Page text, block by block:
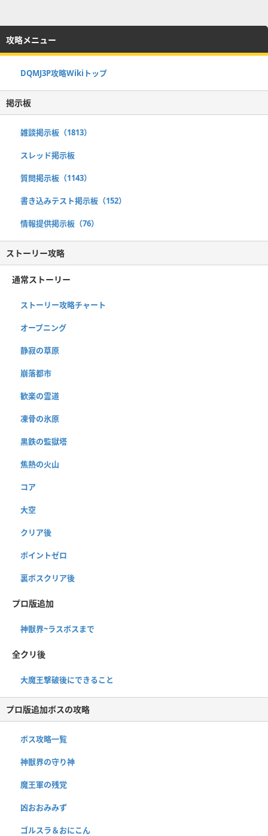
攻略メニュー
DQMJ3P攻略Wikiトップ
掲示板
雑談掲示板（1813）
スレッド掲示板
質問掲示板（1143）
書き込みテスト掲示板（152）
情報提供掲示板（76）
ストーリー攻略
通常ストーリー
ストーリー攻略チャート
オープニング
静寂の草原
崩落都市
歓楽の霊道
凍骨の氷原
黒鉄の監獄塔
焦熱の火山
コア
大空
クリア後
ポイントゼロ
裏ボスクリア後
プロ版追加
神獣界~ラスボスまで
全クリ後
大魔王撃破後にできること
プロ版追加ボスの攻略
ボス攻略一覧
神獣界の守り神
魔王軍の残党
凶おおみみず
ゴルスラ＆おにこん